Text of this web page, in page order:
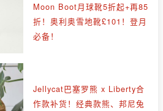
Moon Boot月球靴5折起+再85
折！奥利奥雪地靴£101！登月
必备！
Jellycat巴塞罗熊 x Liberty合
作款补货！经典款熊、邦尼兔